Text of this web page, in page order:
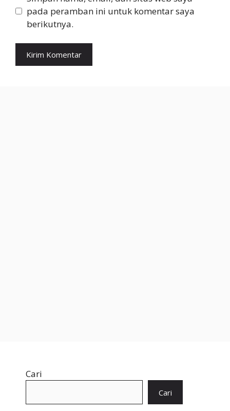
pada peramban ini untuk komentar saya
berikutnya.
Cari
Cari